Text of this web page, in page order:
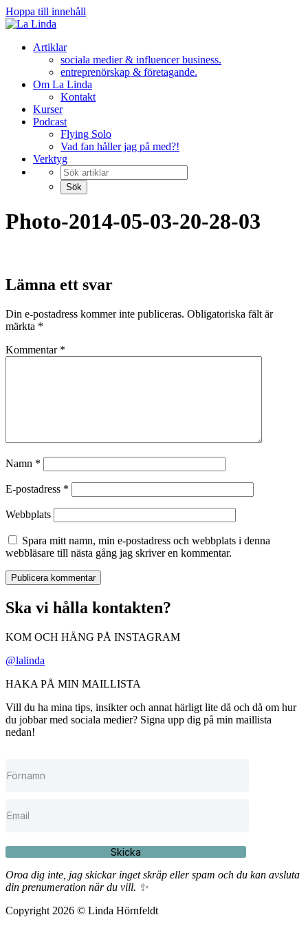
Hoppa till innehåll
Artiklar
sociala medier & influencer business.
entreprenörskap & företagande.
Om La Linda
Kontakt
Kurser
Podcast
Flying Solo
Vad fan håller jag på med?!
Verktyg
Photo-2014-05-03-20-28-03
Lämna ett svar
Din e-postadress kommer inte publiceras. Obligatoriska fält är
märkta *
Kommentar *
Namn *
E-postadress *
Webbplats
Spara mitt namn, min e-postadress och webbplats i denna
webbläsare till nästa gång jag skriver en kommentar.
Ska vi hålla kontakten?
KOM OCH HÄNG PÅ INSTAGRAM
@lalinda
HAKA PÅ MIN MAILLISTA
Vill du ha mina tips, insikter och annat härligt lite då och då om hur
du jobbar med sociala medier? Signa upp dig på min maillista
nedan!
Skicka
Oroa dig inte, jag skickar inget skräp eller spam och du kan avsluta
din prenumeration när du vill. ✨
Copyright 2026 © Linda Hörnfeldt